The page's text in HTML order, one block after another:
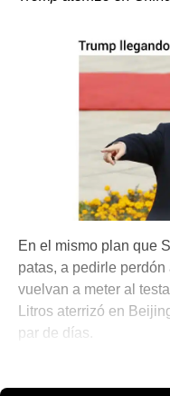
En el mismo plan que
patas, a pedirle
vuelvan a meter al
Litros aterrizó en
par de días.